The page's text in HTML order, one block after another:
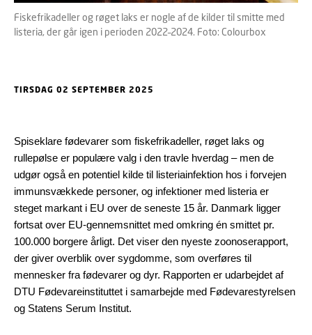
Fiskefrikadeller og røget laks er nogle af de kilder til smitte med
listeria, der går igen i perioden 2022–2024. Foto: Colourbox
TIRSDAG 02 SEPTEMBER 2025
Spiseklare fødevarer som fiskefrikadeller, røget laks og
rullepølse er populære valg i den travle hverdag – men de
udgør også en potentiel kilde til listeriainfektion hos i forvejen
immunsvækkede personer, og infektioner med listeria er
steget markant i EU over de seneste 15 år. Danmark ligger
fortsat over EU-gennemsnittet med omkring én smittet pr.
100.000 borgere årligt. Det viser den nyeste zoonoserapport,
der giver overblik over sygdomme, som overføres til
mennesker fra fødevarer og dyr. Rapporten er udarbejdet af
DTU Fødevareinstituttet i samarbejde med Fødevarestyrelsen
og Statens Serum Institut.